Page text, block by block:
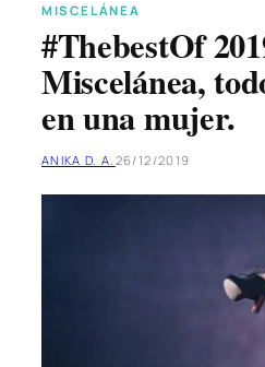
MISCELÁNEA
#ThebestOf
Miscelánea,
en una mujer.
ANIKA D. A. 26/12/2019